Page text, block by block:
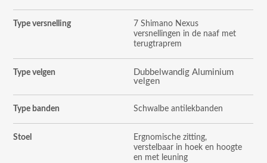
Type versnelling
7 Shimano Nexus
versnellingen in de naaf met
terugtraprem
Type velgen
Dubbelwandig Aluminium
velgen
Type banden Schwalbe antilekbanden
Stoel
Ergnomische zitting,
verstelbaar in hoek en hoogte
en met leuning